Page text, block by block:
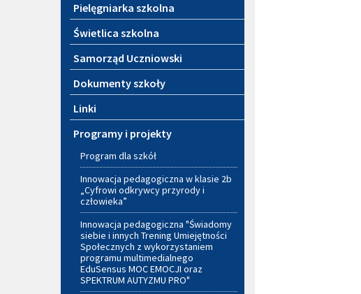
Pielęgniarka szkolna
Świetlica szkolna
Samorząd Uczniowski
Dokumenty szkoły
Linki
Programy i projekty
Program dla szkół
Innowacja pedagogiczna w klasie 2b
„Cyfrowi odkrywcy przyrody i
człowieka”
Innowacja pedagogiczna "Świadomy
siebie i innych Trening Umiejętności
Społecznych z wykorzystaniem
programu multimedialnego
EduSensus MOC EMOCJI oraz
SPEKTRUM AUTYZMU PRO"